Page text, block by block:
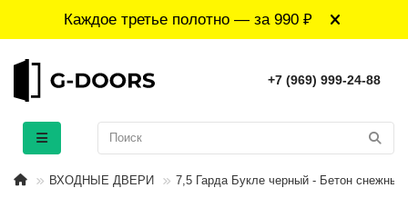
Каждое третье полотно — за 990 ₽
+7 (969) 999-24-88
ВХОДНЫЕ ДВЕРИ 7,5 Гарда Букле черный - Бетон снежный